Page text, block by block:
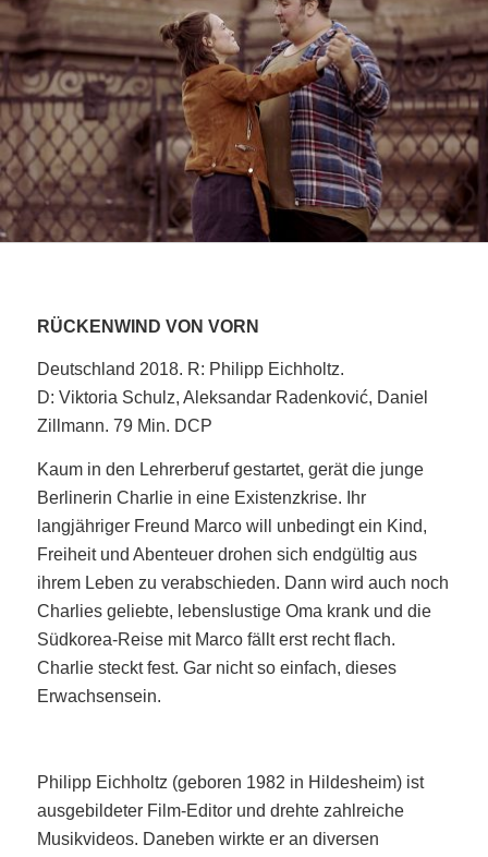
RÜCKENWIND VON VORN
Deutschland 2018. R: Philipp Eichholtz.
D: Viktoria Schulz, Aleksandar Radenković, Daniel
Zillmann. 79 Min. DCP
Kaum in den Lehrerberuf gestartet, gerät die junge
Berlinerin Charlie in eine Existenzkrise. Ihr
langjähriger Freund Marco will unbedingt ein Kind,
Freiheit und Abenteuer drohen sich endgültig aus
ihrem Leben zu verabschieden. Dann wird auch noch
Charlies geliebte, lebenslustige Oma krank und die
Südkorea-Reise mit Marco fällt erst recht flach.
Charlie steckt fest. Gar nicht so einfach, dieses
Erwachsensein.
Philipp Eichholtz (geboren 1982 in Hildesheim) ist
ausgebildeter Film-Editor und drehte zahlreiche
Musikvideos. Daneben wirkte er an diversen